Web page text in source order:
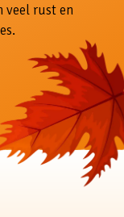
veel rust en